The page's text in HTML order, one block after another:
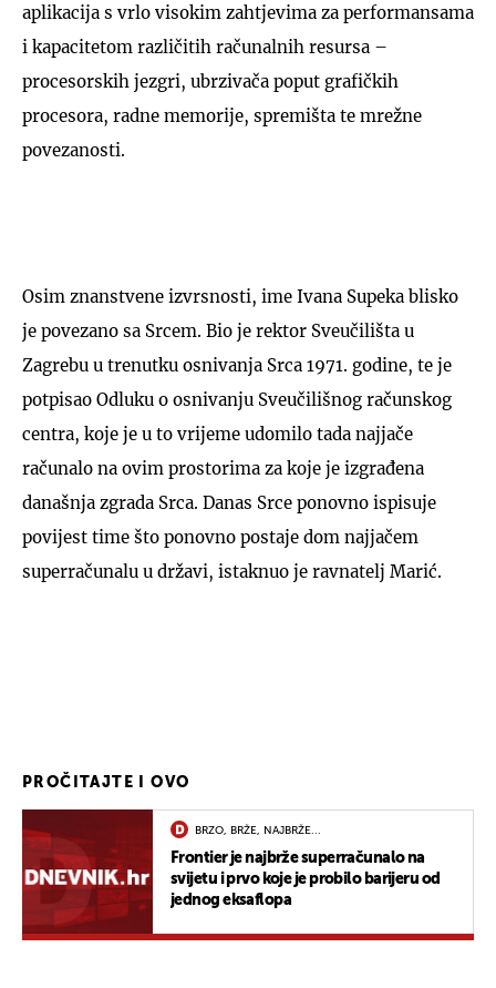
aplikacija s vrlo visokim zahtjevima za performansama
i kapacitetom različitih računalnih resursa –
procesorskih jezgri, ubrzivača poput grafičkih
procesora, radne memorije, spremišta te mrežne
povezanosti.
Osim znanstvene izvrsnosti, ime Ivana Supeka blisko
je povezano sa Srcem. Bio je rektor Sveučilišta u
Zagrebu u trenutku osnivanja Srca 1971. godine, te je
potpisao Odluku o osnivanju Sveučilišnog računskog
centra, koje je u to vrijeme udomilo tada najjače
računalo na ovim prostorima za koje je izgrađena
današnja zgrada Srca. Danas Srce ponovno ispisuje
povijest time što ponovno postaje dom najjačem
superračunalu u državi, istaknuo je ravnatelj Marić.
PROČITAJTE I OVO
BRZO, BRŽE, NAJBRŽE...
Frontier je najbrže superračunalo na
svijetu i prvo koje je probilo barijeru od
jednog eksaflopa